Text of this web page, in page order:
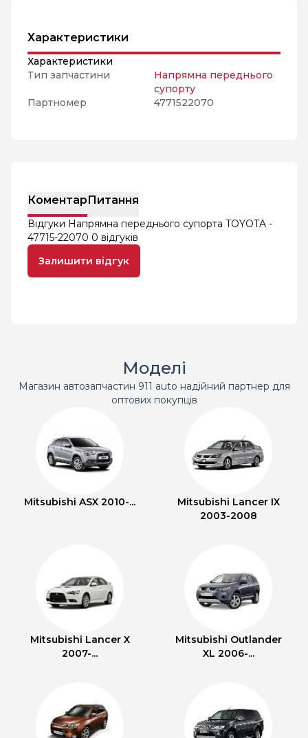
Характеристики
Характеристики
Тип запчастини
Напрямна переднього
супорту
Партномер
4771522070
КоментарПитання
Відгуки Напрямна переднього супорта TOYOTA -
47715-22070 0 відгуків
Залишити відгук
Моделі
Магазин автозапчастин 911 auto надійний партнер для
оптових покупців
Mitsubishi ASX 2010-...
Mitsubishi Lancer IX
2003-2008
Mitsubishi Lancer X
2007-...
Mitsubishi Outlander
XL 2006-...